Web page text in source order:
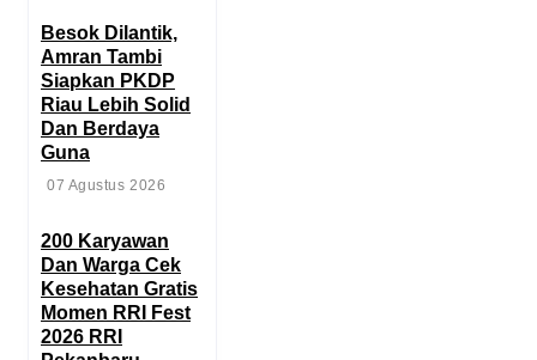
Besok Dilantik,
Amran Tambi
Siapkan PKDP
Riau Lebih Solid
Dan Berdaya
Guna
07 Agustus 2026
‎200 Karyawan
Dan Warga Cek
Kesehatan Gratis
Momen RRI Fest
2026 RRI